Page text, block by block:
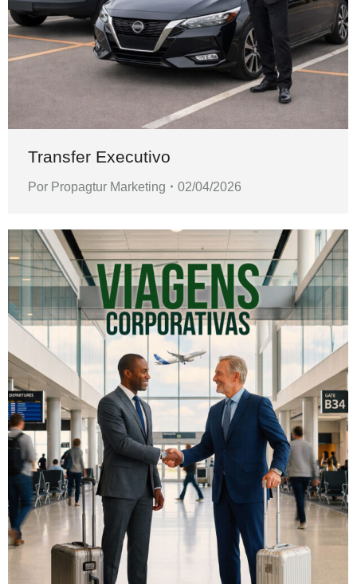
Transfer Executivo
Por Propagtur Marketing 02/04/2026